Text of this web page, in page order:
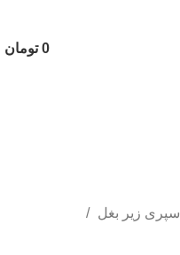
0 تومان
اسپری زیر بغل